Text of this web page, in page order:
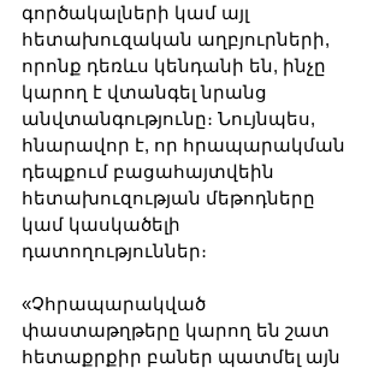
գործակալների կամ այլ
հետախուզական աղբյուրների,
որոնք դեռևս կենդանի են, ինչը
կարող է վտանգել նրանց
անվտանգությունը։ Նույնպես,
հնարավոր է, որ հրապարակման
դեպքում բացահայտվեին
հետախուզության մեթոդները
կամ կասկածելի
դատողություններ։
«Չհրապարակված
փաստաթղթերը կարող են շատ
հետաքրքիր բաներ պատմել այն